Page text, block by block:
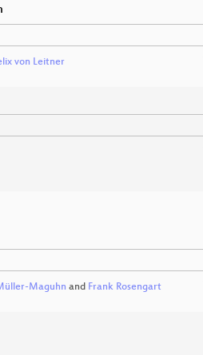
von Leitner
Maguhn and Frank Rosengart